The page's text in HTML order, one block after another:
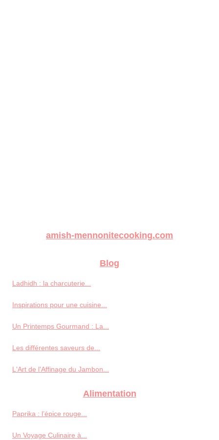
amish-mennonitecooking.com
Blog
Ladhidh : la charcuterie...
Inspirations pour une cuisine...
Un Printemps Gourmand : La...
Les différentes saveurs de...
L'Art de l'Affinage du Jambon...
Alimentation
Paprika : l’épice rouge...
Un Voyage Culinaire à...